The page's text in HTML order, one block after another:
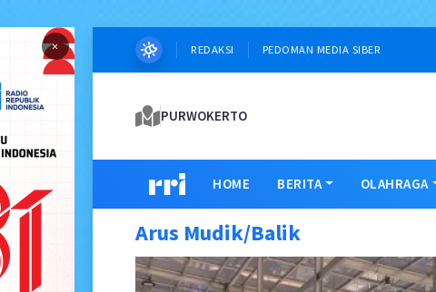
× REDAKSI PEDOMAN MEDIA SIBER
PURWOKERTO
HOME BERITA OLAHRAGA
Arus Mudik/Balik